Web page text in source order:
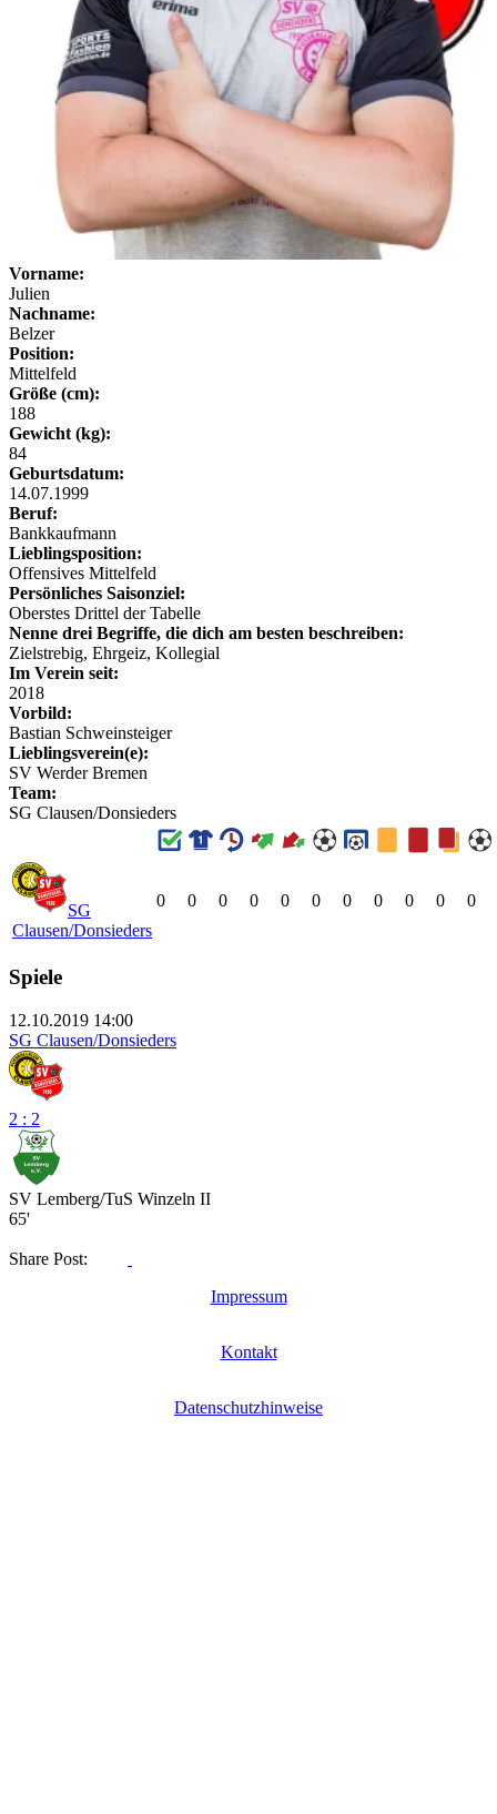
Vorname:
Julien
Nachname:
Belzer
Position:
Mittelfeld
Größe (cm):
188
Gewicht (kg):
84
Geburtsdatum:
14.07.1999
Beruf:
Bankkaufmann
Lieblingsposition:
Offensives Mittelfeld
Persönliches Saisonziel:
Oberstes Drittel der Tabelle
Nenne drei Begriffe, die dich am besten beschreiben:
Zielstrebig, Ehrgeiz, Kollegial
Im Verein seit:
2018
Vorbild:
Bastian Schweinsteiger
Lieblingsverein(e):
SV Werder Bremen
Team:
SG Clausen/Donsieders
SG
Clausen/Donsieders
0 0 0 0 0 0 0 0 0 0 0
Spiele
12.10.2019 14:00
SG Clausen/Donsieders
2 : 2
SV Lemberg/TuS Winzeln II
65'
Share Post:
Impressum
Kontakt
Datenschutzhinweise